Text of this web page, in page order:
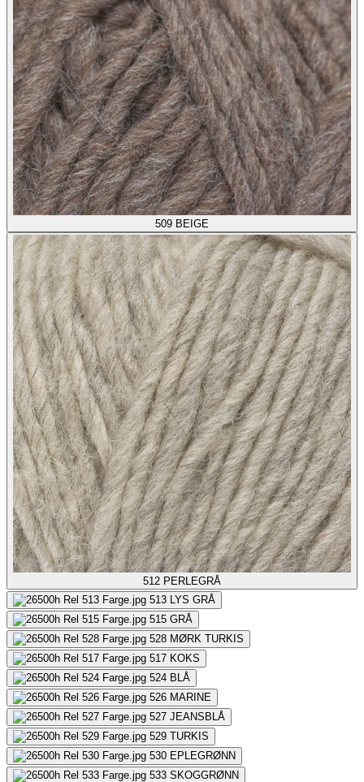
509 BEIGE
512 PERLEGRÅ
513 LYS GRÅ
515 GRÅ
528 MØRK TURKIS
517 KOKS
524 BLÅ
526 MARINE
527 JEANSBLÅ
529 TURKIS
530 EPLEGRØNN
533 SKOGGRØNN